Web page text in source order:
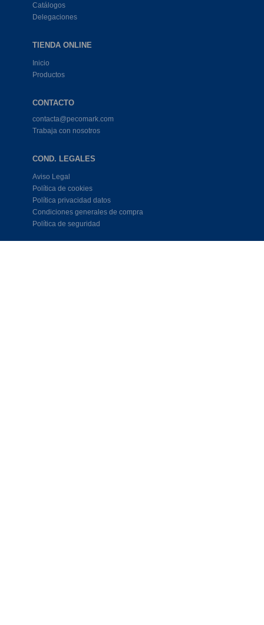
Catálogos
Delegaciones
TIENDA ONLINE
Inicio
Productos
CONTACTO
contacta@pecomark.com
Trabaja con nosotros
COND. LEGALES
Aviso Legal
Política de cookies
Política privacidad datos
Condiciones generales de compra
Política de seguridad